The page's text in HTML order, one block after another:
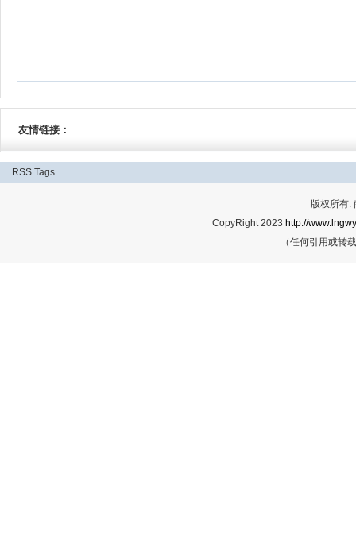
友情链接：
RSS Tags
版权所有:
CopyRight 2023 http://
（任何引用或转